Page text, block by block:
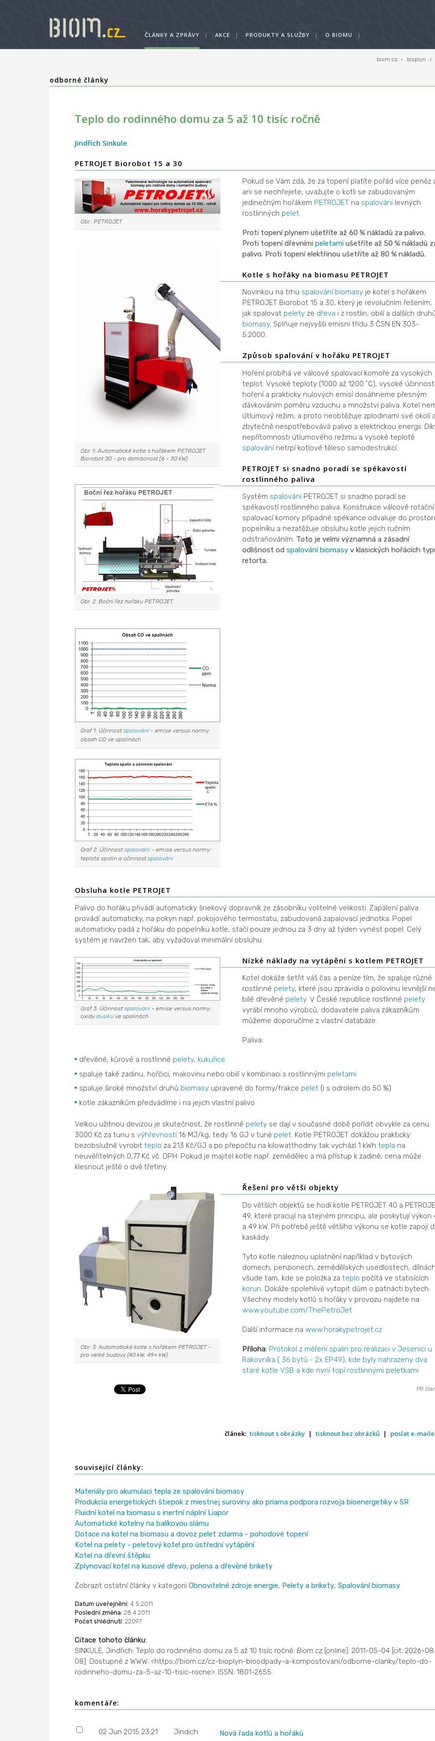
ČLÁNKY A ZPRÁVY | AKCE | PRODUKTY A SLUŽBY | O BIOMU |
biom.cz › bioplyn ›
odborné články
Teplo do rodinného domu za 5 až 10 tisíc ročně
Jindřich Sinkule
PETROJET Biorobot 15 a 30
Obr.: PETROJET
Pokud se Vám zdá, že za topení platíte pořád více peněz
ani se neohřejete, uvažujte o kotli se zabudovaným
jedinečným hořákem PETROJETna spalovánílevných
rostlinných pelet
Obr. 1: Automatické kotle s hořákem PETROJET
Biorobot 30 - pro domácnost (6 - 30 kW)
Proti topení plynem ušetříte až 60 % nákladů za palivo.
Proti topení dřevními peletamiušetříte až 50 % nákladů
palivo. Proti topení elektřinou ušetříte až 80 % nákladů.
Kotle s hořáky na biomasu PETROJET
Novinkou na trhu spalování biomasyje kotel s hořákem
PETROJET Biorobot 15 a 30, který je revolučním řešením,
jak spalovat peletyze dřeva i z rostlin, obilí a dalších
biomasy. Splňuje nejvyšší emisní třídu 3 ČSN EN 303-
5:2000.
Způsob spalování v hořáku PETROJET
Hoření probíhá ve válcové spalovací komoře za vysokých
teplot. Vysoké teploty (1000 až 1200 ˚C), vysoké
hoření a prakticky nulových emisí dosáhneme přesným
dávkováním poměru vzduchu a množství paliva. Kotel
útlumový režim, a proto neobtěžuje zplodinami své okolí
zbytečně nespotřebovává palivo a elektrickou energii.
nepřítomnosti útlumového režimu a vysoké teplotě
spalovánínetrpí kotlové těleso samodestrukcí.
Obr. 2: Boční řez hořáku PETROJET
PETROJET si snadno poradí se spékavostí
rostlinného paliva
Systém spalováníPETROJET si snadno poradí se
spékavostí rostlinného paliva. Konstrukce válcové rotační
spalovací komory případné spékance odvaluje do
popelníku a nezatěžuje obsluhu kotle jejich ručním
odstraňováním. Toto je velmi významná a zásadní
odlišnost od spalování biomasyv klasických hořácích
retorta.
Graf 1: Účinnostspalování- emise versus normy:
obsah CO ve spalinách
Graf 2: Účinnostspalování- emise versus normy:
teplota spalin a účinnostspalování
Obsluha kotle PETROJET
Palivo do hořáku přivádí automaticky šnekový dopravník ze zásobníku volitelné velikosti. Zapálení paliva
provádí automaticky, na pokyn např. pokojového termostatu, zabudovaná zapalovací jednotka. Popel
automaticky padá z hořáku do popelníku kotle, stačí pouze jednou za 3 dny až týden vynést popel. Celý
systém je navržen tak, aby vyžadoval minimální obsluhu.
Graf 3: Účinnostspalování- emise versus normy:
oxidydusíkuve spalinách
Nízké náklady na vytápění s kotlem PETROJET
Kotel dokáže šetřit váš čas a peníze tím, že spaluje různé
rostlinné pelety, které jsou zpravidla o polovinu levnější
bílé dřevěné pelety. V České republice rostlinné pelety
vyrábí mnoho výrobců, dodavatele paliva zákazníkům
můžeme doporučíme z vlastní databáze.
Paliva:
dřevěné, kůrové a rostlinné pelety, kukuřice
spaluje také zadinu, hořčici, makovinu nebo obilí v kombinaci s rostlinnými peletami
spaluje široké množství druhů biomasyupravené do formy/frakce pelet(i s odrolem do 50 %)
kotle zákazníkům předvádíme i na jejich vlastní palivo
Velkou užitnou devizou je skutečnost, že rostlinné peletyse dají v současné době pořídit obvykle za cenu
3000 Kč za tunu s výhřevností16 MJ/kg, tedy 16 GJ v tuně pelet. Kotle PETROJET dokážou prakticky
bezobslužně vyrobit teplo za 213 Kč/GJ a po přepočtu na kilowatthodiny tak vychází 1 kWh tepla na
neuvěřitelných 0,77 Kč vč. DPH. Pokud je majitel kotle např. zemědělec a má přístup k zadině, cena může
klesnout ještě o dvě třetiny.
Obr. 3: Automatické kotle s hořákem PETROJET -
pro velké budovy (40 kW, 49+ kW)
Řešení pro větší objekty
Do větších objektů se hodí kotle PETROJET 40 a
49, které pracují na stejném principu, ale poskytují výkon
a 49 kW. Při potřebě ještě většího výkonu se kotle zapojí
kaskády.
Tyto kotle naleznou uplatnění například v bytových
domech, penzionech, zemědělských usedlostech,
všude tam, kde se položka za teplo počítá ve statisících
korun. Dokáže spolehlivě vytopit dům o patnácti bytech.
Všechny modely kotlů s hořáky v provozu najdete na
www.youtube.com/ThePetroJet
Další informace na www.horakypetrojet.cz
Příloha: Protokol z měření spalin pro realizaci v Jesenici u
Rakovníka ( 36 bytů - 2x EP49), kde byly nahrazeny dva
staré kotle VSB a kde nyní topí rostlinnými peletkami
PR
článek: tisknout s obrázky | tisknout bez obrázků | poslat e-
související články:
Materiály pro akumulaci tepla ze spalování biomasy
Produkcia energetických štiepok z miestnej suroviny ako priama podpora rozvoja bioenergetiky v SR
Fluidní kotel na biomasu s inertní náplní Liapor
Automatické kotelny na balíkovou slámu
Dotace na kotel na biomasu a dovoz pelet zdarma - pohodové topení
Kotel na pelety - peletový kotel pro ústřední vytápění
Kotel na dřevní štěpku
Zplynovací kotel na kusové dřevo, polena a dřevěné brikety
Zobrazit ostatní články v kategorii Obnovitelné zdroje energie, Pelety a brikety, Spalování biomasy
Datum uveřejnění: 4.5.2011
Poslední změna: 28.4.2011
Počet shlédnutí: 22097
Citace tohoto článku:
SINKULE, Jindřich: Teplo do rodinného domu za 5 až 10 tisíc ročně. Biom.cz[online]. 2011-05-04 [cit. 2026-
08]. Dostupné z WWW: <https://biom.cz/cz-bioplyn-bioodpady-a-kompostovani/odborne-clanky/teplo-do-
rodinneho-domu-za-5-az-10-tisic-rocne>. ISSN: 1801-2655.
komentáře:
02 Jun 2015 23:21 Jindich Nová řada kotlů a hořáků